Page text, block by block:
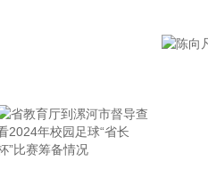
洞、无死角、无盲区”，全覆盖排
设施与薄弱海塘；要提前组织人员
户、不落一人”，按时分段完成各类
移；要强化应急准备，做到力量下
座
实省市